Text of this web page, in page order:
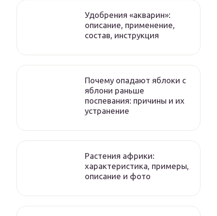
Удобрения «акварин»:
описание, применение,
состав, инструкция
Почему опадают яблоки с
яблони раньше
поспевания: причины и их
устранение
Растения африки:
характеристика, примеры,
описание и фото